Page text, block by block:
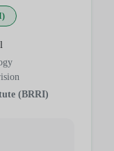
(BRRI)